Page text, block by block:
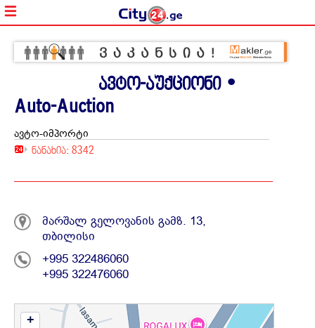
ავტო-აუქციონი •
Аuto-Аuction
ავტო-იმპორტი
ნანახია: 8342
მარშალ გელოვანის გამზ. 13,
თბილისი
+995 322486060
+995 322476060
+